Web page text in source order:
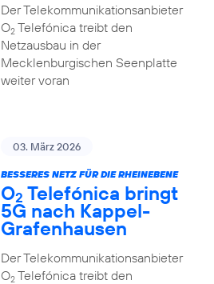
Der Telekommunikationsanbieter
O2Telefónica treibt den
Netzausbau in der
Mecklenburgischen Seenplatte
weiter voran
03. März 2026
BESSERES NETZ FÜR DIE RHEINEBENE
O2 Telefónica bringt
5G nach Kappel-
Grafenhausen
Der Telekommunikationsanbieter
O2Telefónica treibt den